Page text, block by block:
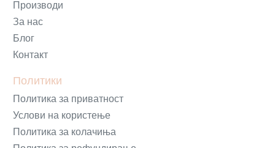
Производи
За нас
Блог
Контакт
Политики
Политика за приватност
Услови на користење
Политика за колачиња